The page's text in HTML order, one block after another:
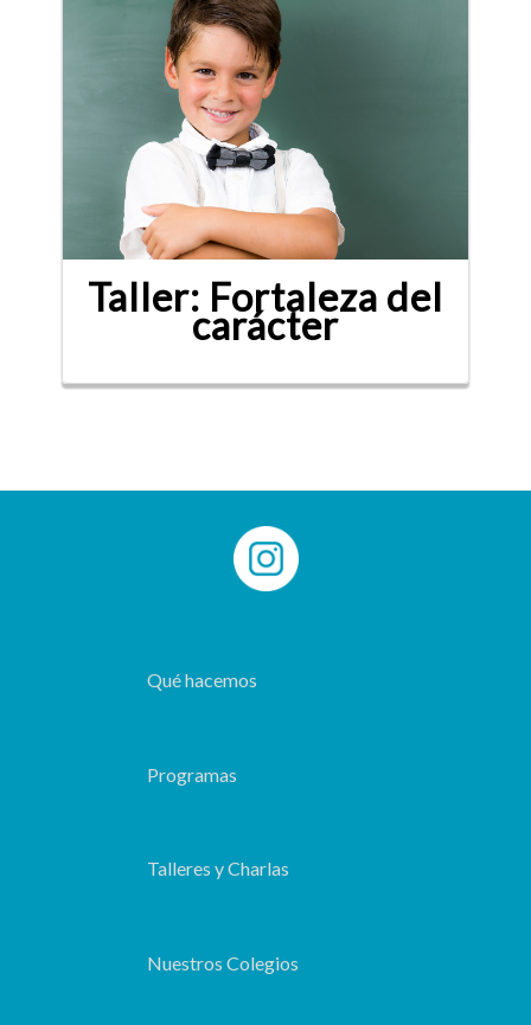
Taller: Fortaleza del
carácter
Qué hacemos
Programas
Talleres y Charlas
Nuestros Colegios